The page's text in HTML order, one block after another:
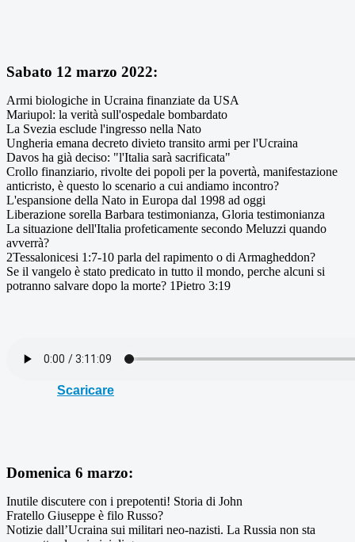
Sabato 12 marzo 2022:
Armi biologiche in Ucraina finanziate da USA
Mariupol: la verità sull'ospedale bombardato
La Svezia esclude l'ingresso nella Nato
Ungheria emana decreto divieto transito armi per l'Ucraina
Davos ha già deciso: "l'Italia sarà sacrificata"
Crollo finanziario, rivolte dei popoli per la povertà, manifestazione
anticristo, è questo lo scenario a cui andiamo incontro?
L'espansione della Nato in Europa dal 1998 ad oggi
Liberazione sorella Barbara testimonianza, Gloria testimonianza
La situazione dell'Italia profeticamente secondo Meluzzi quando
avverrà?
2Tessalonicesi 1:7-10 parla del rapimento o di Armagheddon?
Se il vangelo è stato predicato in tutto il mondo, perche alcuni si
potranno salvare dopo la morte? 1Pietro 3:19
Scaricare
Domenica 6 marzo:
Inutile discutere con i prepotenti! Storia di John
Fratello Giuseppe è filo Russo?
Notizie dall’Ucraina sui militari neo-nazisti. La Russia non sta